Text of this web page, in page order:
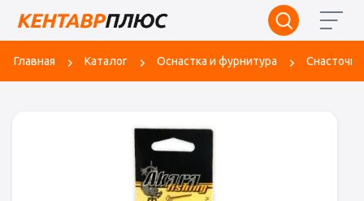
Главная Каталог Оснастка и фурнитура Снасточки